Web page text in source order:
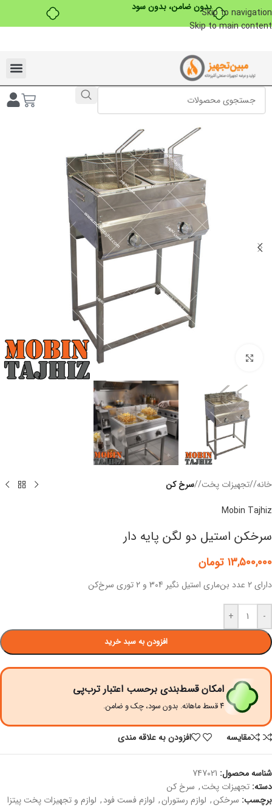
بدون ضامن، بدون سودSkip to navigation
Skip to main contentتخفیفات ویژه به مناسبت ماه محرم
خانه/ تجهیزات پخت/ سرخ کن
Mobin Tajhiz
سرخکن استیل دو لگن پایه دار
۱۳,۵۰۰,۰۰۰ تومان
دارای ۲ عدد بن‌ماری استیل نگیر 304 و ۲ توری سرخ‌کن
-
+
افزودن به سبد خرید
امکان قسط‌بندی برحسب اعتبار ترب‌پی
۴ قسط ماهانه. بدون سود، چک و ضامن.
مقايسه افزودن به علاقه مندی
شناسه محصول: 747021
دسته: تجهیزات پخت, سرخ کن
برچسب: سرخکن, لوازم رستوران, لوازم فست فود, لوازم و تجهیزات پخت پیتزا